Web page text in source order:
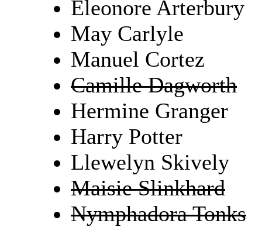
Eleonore Arterbury
May Carlyle
Manuel Cortez
Camille Dagworth
Hermine Granger
Harry Potter
Llewelyn Skively
Maisie Slinkhard
Nymphadora Tonks